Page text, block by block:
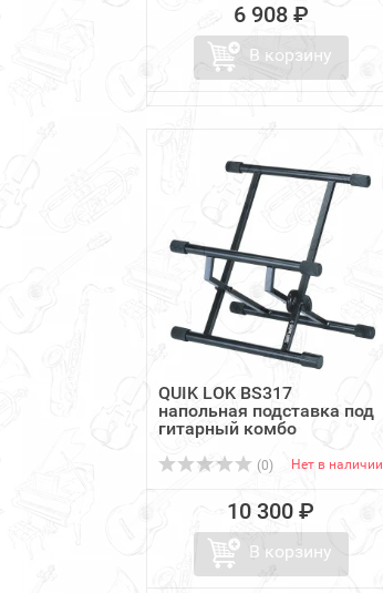
6 908 ₽
В корзину
QUIK LOK BS317
напольная подставка под
гитарный комбо
(0) Нет в наличии
10 300 ₽
В корзину